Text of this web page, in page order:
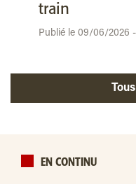
train
Publié le 09/06/2026
EN CONTINU